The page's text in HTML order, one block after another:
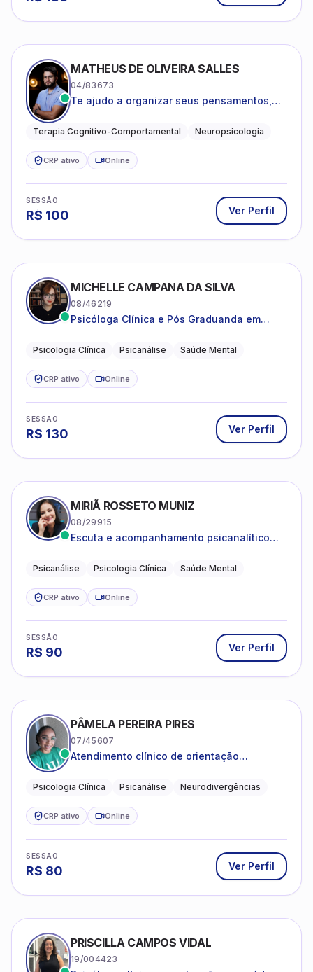
MATHEUS DE OLIVEIRA SALLES
04/83673
Te ajudo a organizar seus pensamentos,
clareza e sentido, com uma terapia
Terapia Cognitivo-Comportamental Neuropsicologia
CRP ativo Online
SESSÃO
R$ 100 Ver Perfil
MICHELLE CAMPANA DA SILVA
08/46219
Psicóloga Clínica e Pós Graduanda em
Psicologia Clínica Psicanálise Saúde Mental
CRP ativo Online
SESSÃO
R$ 130 Ver Perfil
MIRIÃ ROSSETO MUNIZ
08/29915
Escuta e acompanhamento psicanalítico
Psicanálise Psicologia Clínica Saúde Mental
CRP ativo Online
SESSÃO
R$ 90 Ver Perfil
PÂMELA PEREIRA PIRES
07/45607
Atendimento clínico de orientação
crianças neurotípicas
Psicologia Clínica Psicanálise Neurodivergências
CRP ativo Online
SESSÃO
R$ 80 Ver Perfil
PRISCILLA CAMPOS VIDAL
19/004423